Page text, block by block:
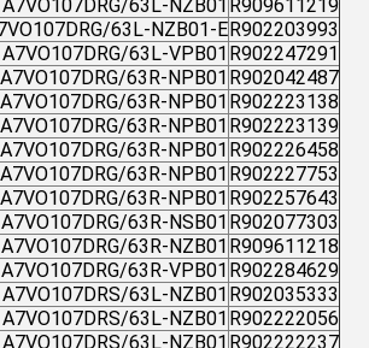
R909611219
A7VO107DRG/63L-NZB01
R902203993
63L-NZB01-E
R902247291
A7VO107DRG/63L-VPB01
R902042487
A7VO107DRG/63R-NPB01
R902223138
A7VO107DRG/63R-NPB01
R902223139
A7VO107DRG/63R-NPB01
R902226458
A7VO107DRG/63R-NPB01
R902227753
A7VO107DRG/63R-NPB01
R902257643
A7VO107DRG/63R-NPB01
R902077303
A7VO107DRG/63R-NSB01
R909611218
A7VO107DRG/63R-NZB01
R902284629
A7VO107DRG/63R-VPB01
R902035333
A7VO107DRS/63L-NZB01
R902222056
A7VO107DRS/63L-NZB01
R902222237
A7VO107DRS/63L-NZB01